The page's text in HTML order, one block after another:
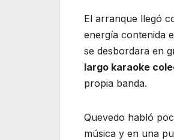
El arranque llegó
energía contenida
se desbordara en
largo karaoke
propia banda.
Quevedo habló
música y en una